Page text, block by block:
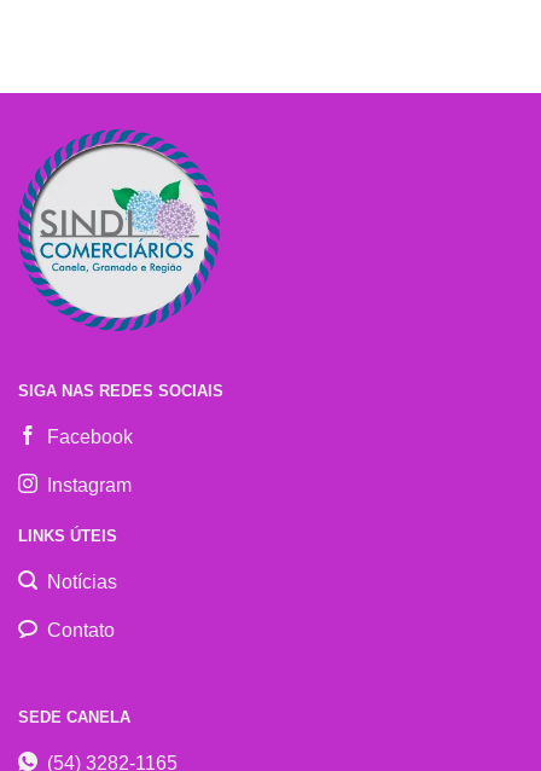
SIGA NAS REDES SOCIAIS
Facebook
Instagram
LINKS ÚTEIS
Notícias
Contato
SEDE CANELA
(54) 3282-1165